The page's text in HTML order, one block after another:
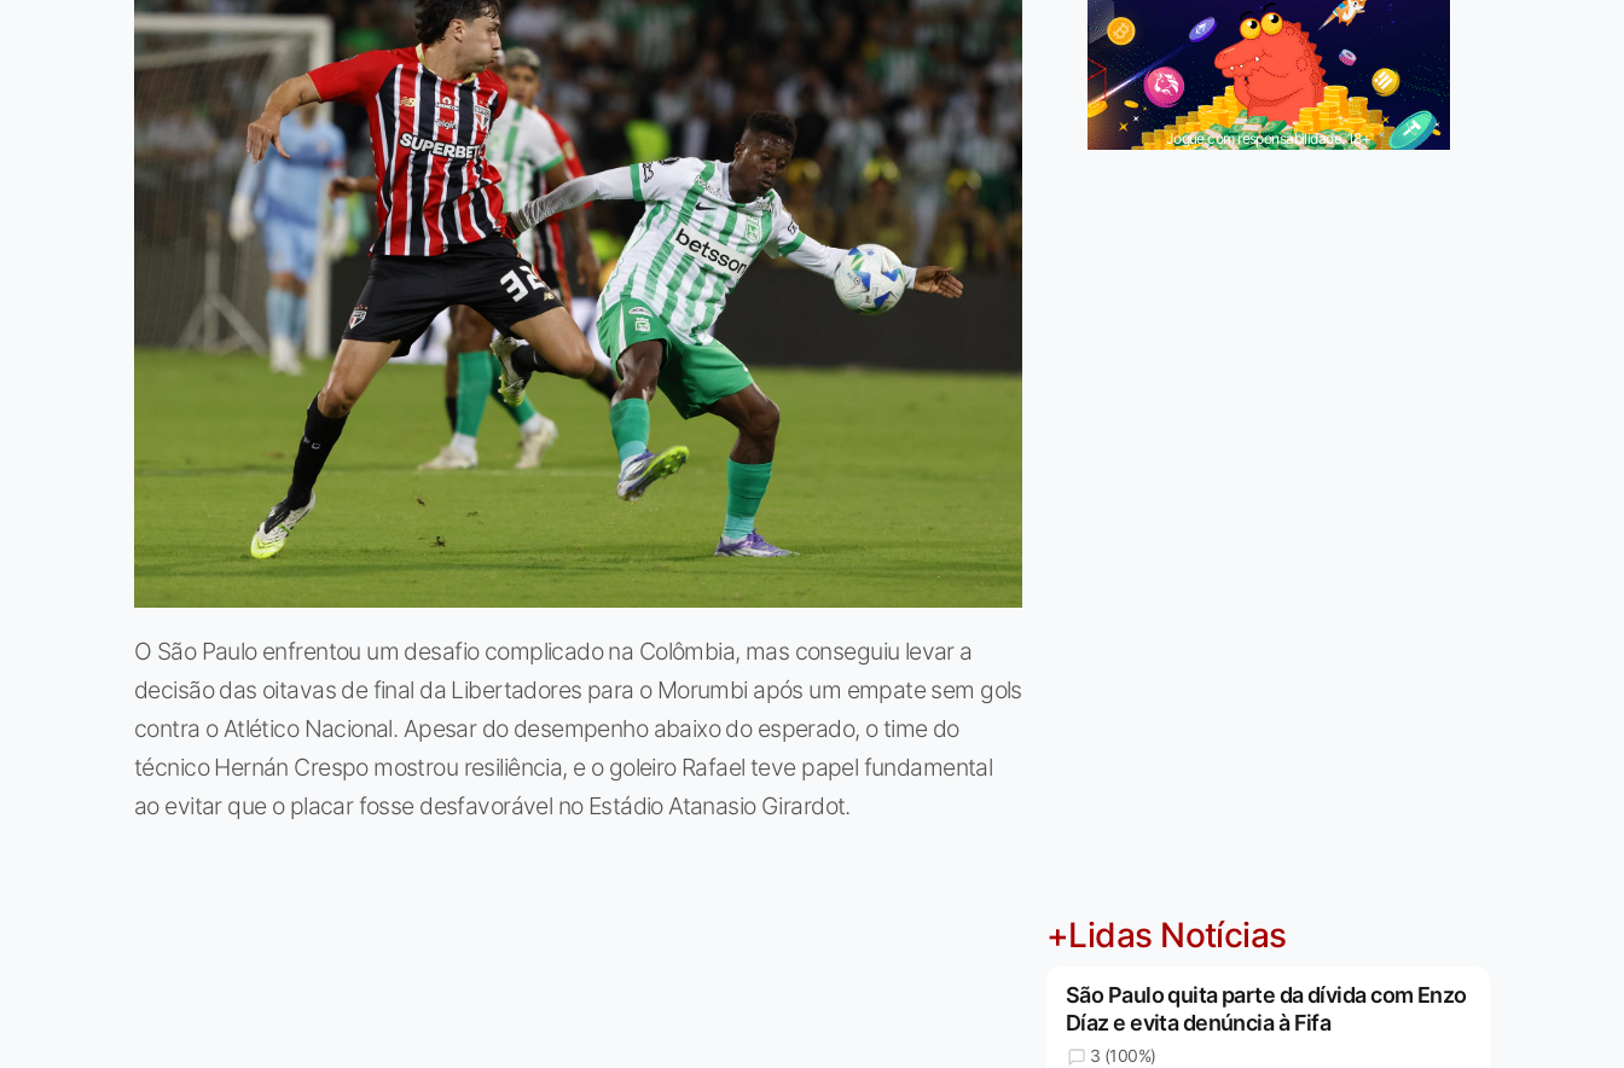
O São Paulo enfrentou um desafio complicado na Colômbia, mas conseguiu levar a
decisão das oitavas de final da Libertadores para o Morumbi após um empate sem gols
contra o Atlético Nacional. Apesar do desempenho abaixo do esperado, o time do
técnico Hernán Crespo mostrou resiliência, e o goleiro Rafael teve papel fundamental
ao evitar que o placar fosse desfavorável no Estádio Atanasio Girardot.
Jogue com responsabilidade. 18+
+Lidas Notícias
São Paulo quita parte da dívida com Enzo
Díaz e evita denúncia à Fifa
3 (100%)